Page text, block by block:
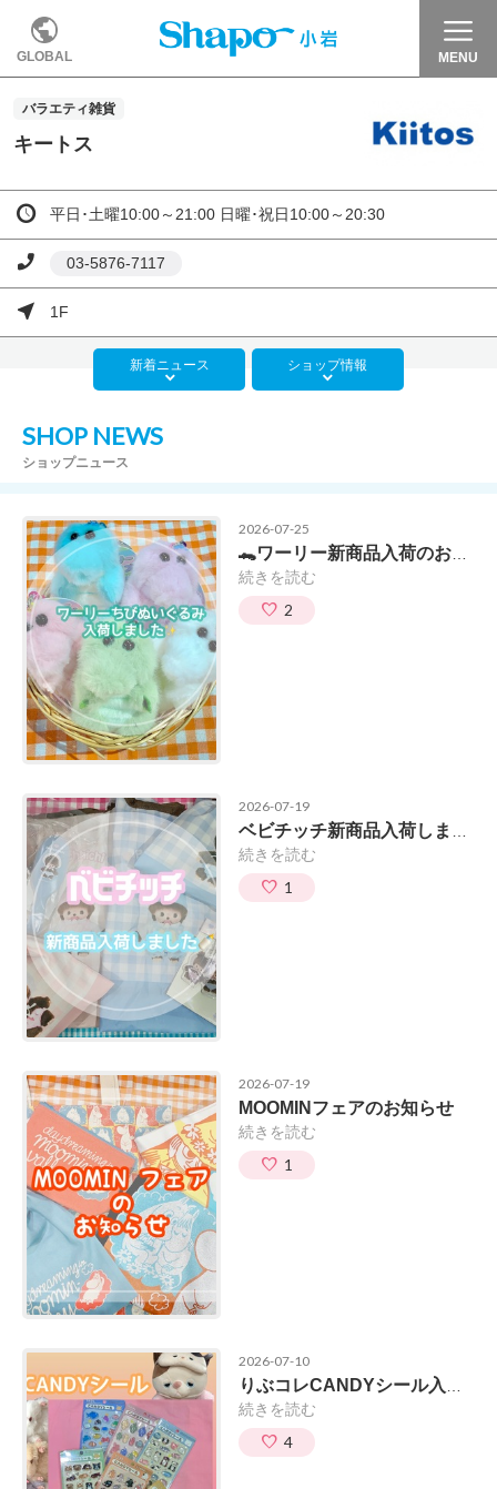
GLOBAL MENU
バラエティ雑貨
キートス
平日･土曜10:00～21:00 日曜･祝日10:00～20:30
03-5876-7117
1F
新着ニュース ショップ情報
SHOP NEWS
ショップニュース
2026-07-25
続きを読む
2
2026-07-19
続きを読む
1
2026-07-19
MOOMINフェアのお知らせ
続きを読む
1
2026-07-10
続きを読む
4